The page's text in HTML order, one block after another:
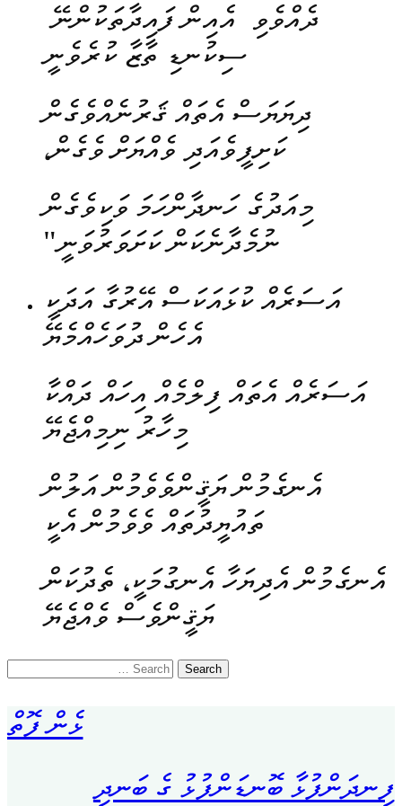
ދެއްވެވި އެއިން ފައިދާތަކުންނޭ
ސިކުނޑި ތާޒާ ކުރެވެނީ
ދިޔަޔަސް އެތައް ޤަރުނެއްވެގެން
ކަށިފީވެއަދި ވެއްޔަށް ވެގެން،
މިއަދުގެ ހަނދާންހަމަ ވަކިވެގެން
ނުމެދާނެކަން ކަށަވަރުވަނީ"
އަސަރެއް ކުޅައަކަސް އޭރުގާ އަދަކީ
އެހެން ދުވަހެއްމެޔޭ
އަސަރެއް އެތައް ފިލްމެއް އިހައް ދައްކާ
މިހާރު ނިމިއްޖެޔޭ
އެނގެމުން ޔަޤީންވެވެމުން އަލުން
ތައުޔީދުތައް ވެވެމުން އެކީ
އެނގެމުން އެދިޔަހާ އެނގުމަކީ، ތެދުކަން
ޔަޤީންވެސް ވެއްޖެޔޭ
Search
ޅެން ފޮތް
ފިނދަންފުޅާ ބޮނޑަންފުޅު ގެ ބަނދި